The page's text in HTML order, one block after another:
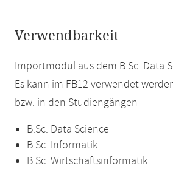
Verwendbarkeit
Importmodul aus dem B.Sc. Data
Es kann im FB12 verwendet
bzw. in den Studiengängen
B.Sc. Data Science
B.Sc. Informatik
B.Sc. Wirtschaftsinformatik